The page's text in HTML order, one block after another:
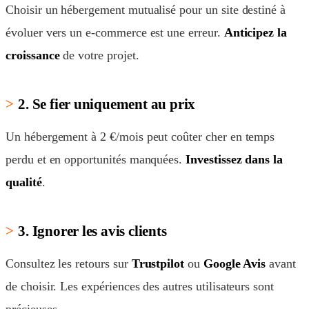
Choisir un hébergement mutualisé pour un site destiné à
évoluer vers un e-commerce est une erreur. Anticipez la
croissancede votre projet.
2. Se fier uniquement au prix
Un hébergement à 2 €/mois peut coûter cher en temps
perdu et en opportunités manquées.Investissez dans la
qualité.
3. Ignorer les avis clients
Consultez les retours sur Trustpilot ou Google Avis avant
de choisir. Les expériences des autres utilisateurs sont